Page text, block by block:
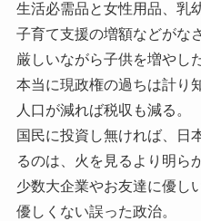
生活必需品と女性用品、乳
子育て支援の増額などがな
厳しいながら子供を増やし
本当に現政権の過ちは計り
人口が減れば税収も減る。
国民に投資し無ければ、日
るのは、火を見るより明ら
少数大企業やお友達に優し
優しくない誤った政治。